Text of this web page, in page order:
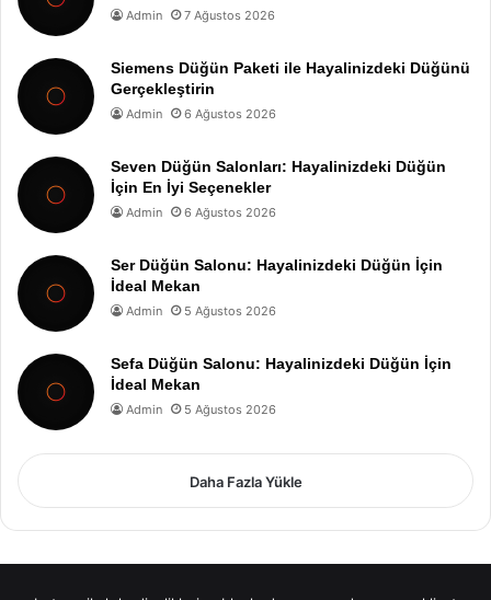
Admin 7 Ağustos 2026
Siemens Düğün Paketi ile Hayalinizdeki Düğünü
Gerçekleştirin
Admin 6 Ağustos 2026
Seven Düğün Salonları: Hayalinizdeki Düğün
İçin En İyi Seçenekler
Admin 6 Ağustos 2026
Ser Düğün Salonu: Hayalinizdeki Düğün İçin
İdeal Mekan
Admin 5 Ağustos 2026
Sefa Düğün Salonu: Hayalinizdeki Düğün İçin
İdeal Mekan
Admin 5 Ağustos 2026
Daha Fazla Yükle